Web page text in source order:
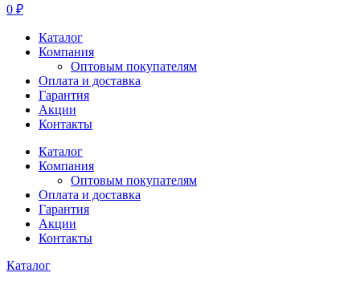
0 ₽
Каталог
Компания
Оптовым покупателям
Оплата и доставка
Гарантия
Акции
Контакты
Каталог
Компания
Оптовым покупателям
Оплата и доставка
Гарантия
Акции
Контакты
Каталог